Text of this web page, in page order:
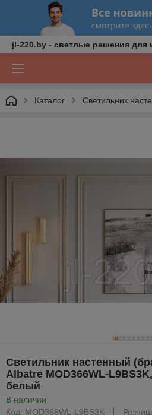
jl-220.by - светлые решения для
Каталог Светильник
Светильник настенный
Albatre MOD366WL-
белый
В наличии
Код: MOD366WL-L9BS3K